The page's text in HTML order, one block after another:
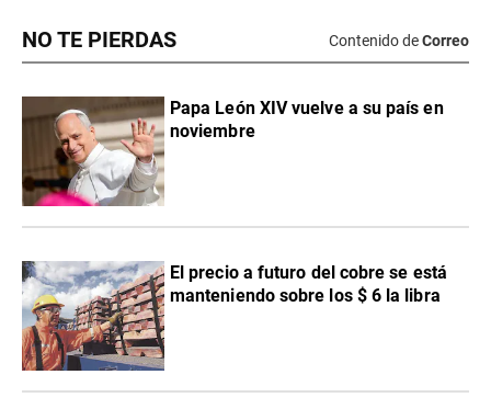
NO TE PIERDAS Contenido deCorreo
Papa León XIV vuelve a su país en
noviembre
El precio a futuro del cobre se está
manteniendo sobre los $ 6 la libra